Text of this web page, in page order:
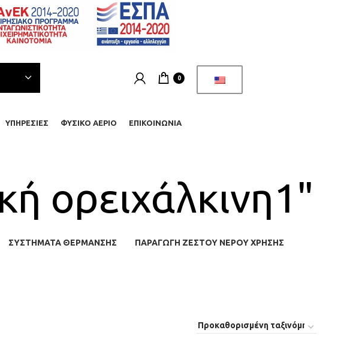
0
ΥΠΗΡΕΣΊΕΣ ΦΥΣΙΚΌ ΑΈΡΙΟ ΕΠΙΚΟΙΝΩΝΊΑ
ορειχάλκινη1"
ΣΥΣΤΉΜΑΤΑ ΘΈΡΜΑΝΣΗΣ ΠΑΡΑΓΩΓΉ ΖΕΣΤΟΎ ΝΕΡΟΎ ΧΡΉΣΗΣ